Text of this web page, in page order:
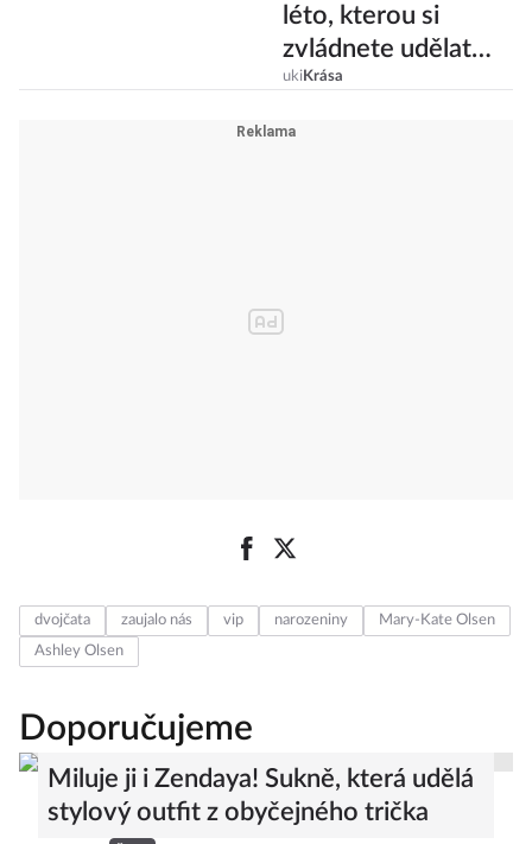
léto, kterou si
zvládnete udělat
sama!
ukiKrása
dvojčata zaujalo nás vip narozeniny
Mary-Kate Olsen
Ashley Olsen
Doporučujeme
Miluje ji i Zendaya! Sukně, která udělá
stylový outfit z obyčejného trička